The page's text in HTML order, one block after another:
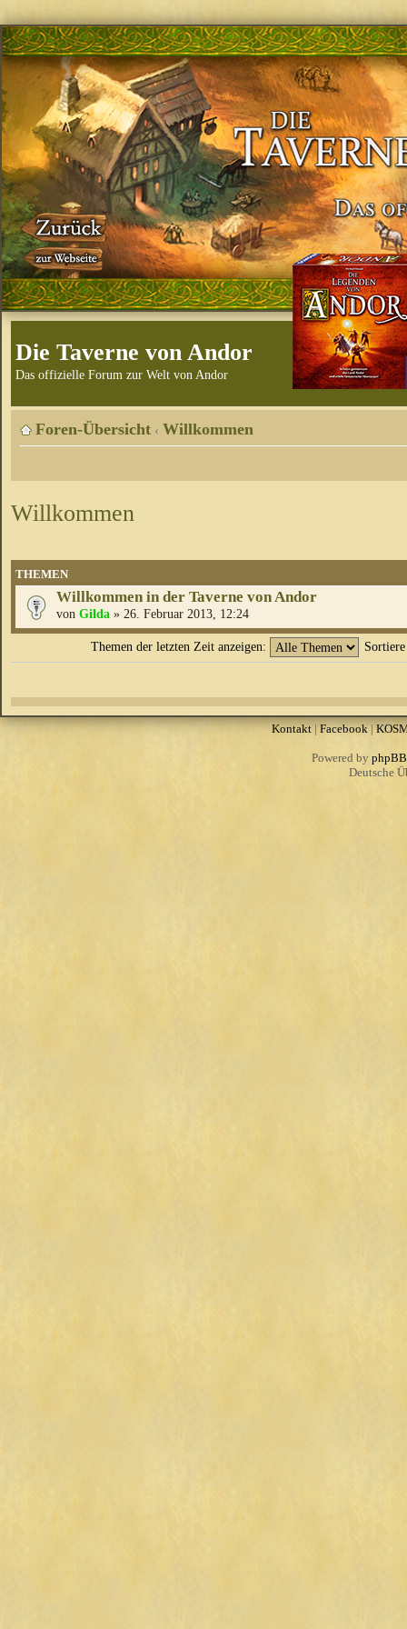
Die Taverne von Andor
Das offizielle Forum zur Welt von Andor
Foren-Übersicht ‹ Willkommen
Willkommen
THEMEN
Willkommen in der Taverne von Andor
von Gilda » 26. Februar 2013, 12:24
Themen der letzten Zeit anzeigen:
Kontakt|Facebook|
Powered by phpBB
Deutsche